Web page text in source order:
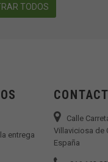
TODOS
entrega
Calle
Villaviciosa de
España